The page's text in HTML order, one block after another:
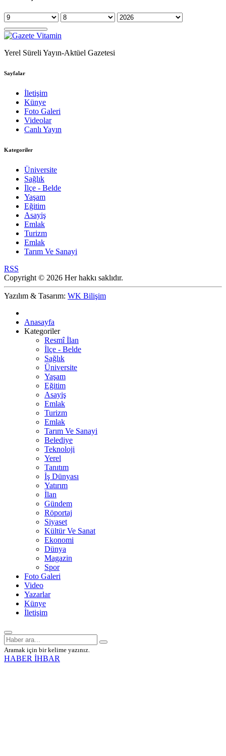
Yerel Süreli Yayın-Aktüel Gazetesi
Sayfalar
İletişim
Künye
Foto Galeri
Videolar
Canlı Yayın
Kategoriler
Üniversite
Sağlık
İlçe - Belde
Yaşam
Eğitim
Asayiş
Emlak
Turizm
Emlak
Tarım Ve Sanayi
RSS
Copyright © 2026 Her hakkı saklıdır.
Yazılım & Tasarım: WK Bilişim
Anasayfa
Kategoriler
Resmî İlan
İlçe - Belde
Sağlık
Üniversite
Yaşam
Eğitim
Asayiş
Emlak
Turizm
Emlak
Tarım Ve Sanayi
Belediye
Teknoloji
Yerel
Tanıtım
İş Dünyası
Yatırım
İlan
Gündem
Röportaj
Siyaset
Kültür Ve Sanat
Ekonomi
Dünya
Magazin
Spor
Foto Galeri
Video
Yazarlar
Künye
İletişim
Aramak için bir kelime yazınız.
HABER İHBAR